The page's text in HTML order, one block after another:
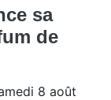
sa
de
8 août